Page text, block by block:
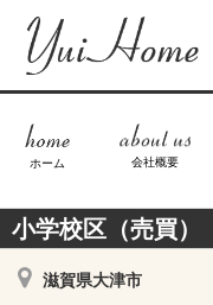
ホーム 会社概要
小学校区（売買）
滋賀県大津市